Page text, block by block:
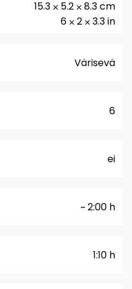
6 ⨉ 2 ⨉ 3.3 in
15.3 ⨉ 5.2 ⨉ 8.3 cm
Värisevä
6
ei
~ 2:00 h
1:10 h